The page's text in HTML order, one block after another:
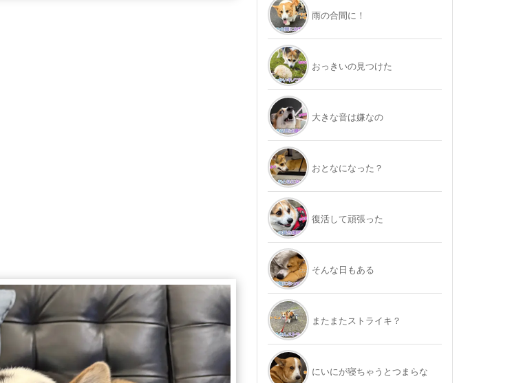
雨の合間に！
おっきいの見つけた
大きな音は嫌なの
おとなになった？
復活して頑張った
そんな日もある
またまたストライキ？
にいにが寝ちゃうとつまらな